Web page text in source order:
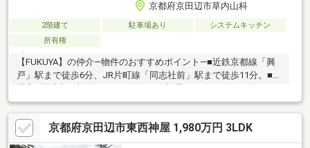
京都府京田辺市草内山科
2階建て 駐車場あり
システムキッチン
所有権
【FUKUYA】の仲介―物件のおすすめポイント―■近鉄京都線「興
戸」駅まで徒歩6分、JR片町線「同志社前」駅まで徒歩11分。■全
だけます。■カーポート付き駐車1台可（車種によります）■喧騒
から離れた閑静な住宅地です。■小学校徒歩10分圏内！お子様の
通学も安心です♪◎現況空き家のためゆっくりご内覧可能です！是
非お気軽にお問い合わせください！◇近隣施設◇・業務スーパー
京都府京田辺市東西神屋 1,980万円 3LDK